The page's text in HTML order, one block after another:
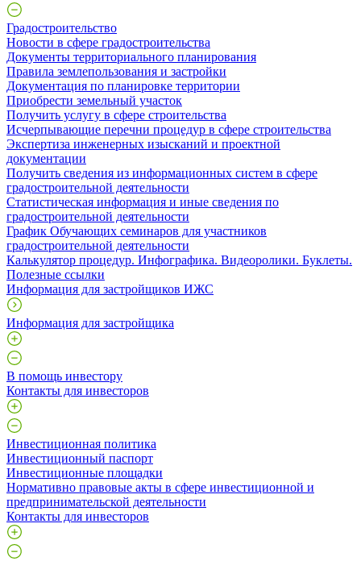
Градостроительство
Новости в сфере градостроительства
Документы территориального планирования
Правила землепользования и застройки
Документация по планировке территории
Приобрести земельный участок
Получить услугу в сфере строительства
Исчерпывающие перечни процедур в сфере строительства
Экспертиза инженерных изысканий и проектной
документации
Получить сведения из информационных систем в сфере
градостроительной деятельности
Статистическая информация и иные сведения по
градостроительной деятельности
График Обучающих семинаров для участников
градостроительной деятельности
Калькулятор процедур. Инфографика. Видеоролики. Буклеты.
Полезные ссылки
Информация для застройщиков ИЖС
Информация для застройщика
В помощь инвестору
Контакты для инвесторов
Инвестиционная политика
Инвестиционный паспорт
Инвестиционные площадки
Нормативно правовые акты в сфере инвестиционной и
предпринимательской деятельности
Контакты для инвесторов